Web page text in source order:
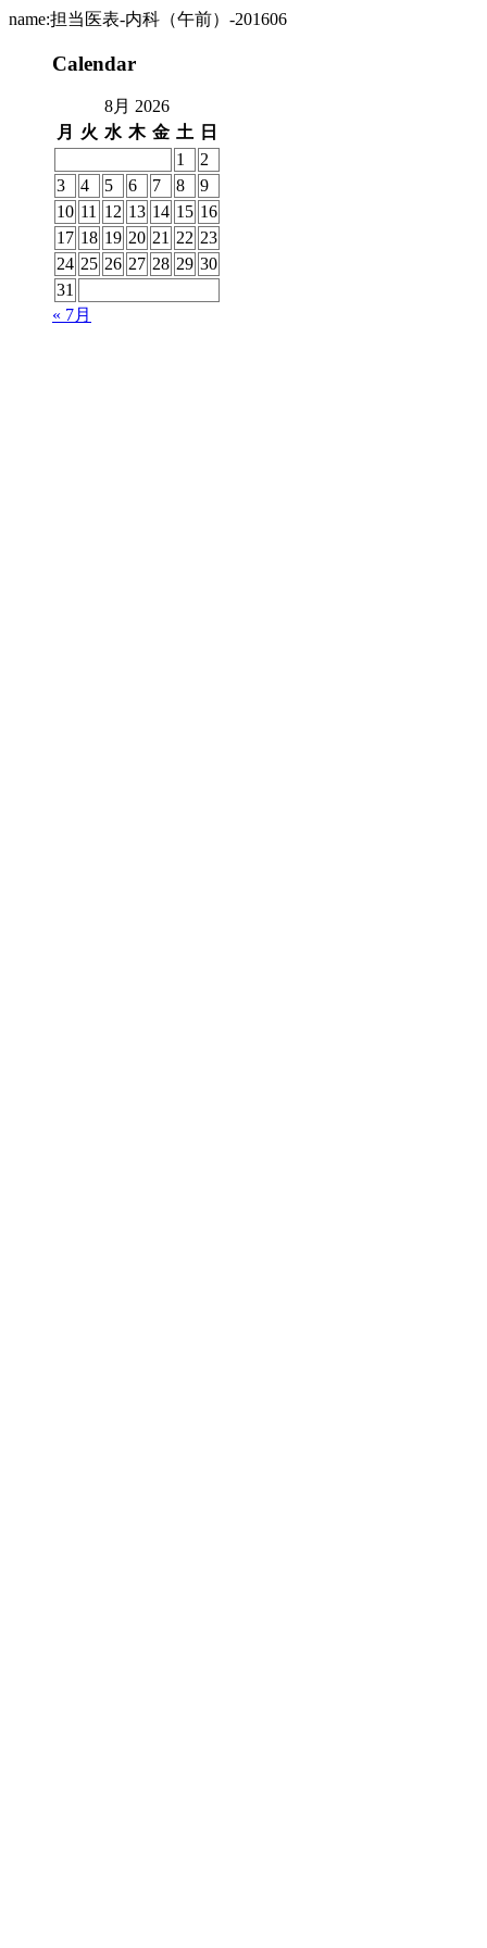
name:担当医表-内科（午前）-201606
Calendar
8月 2026
月
火 水 木 金 土 日
1
2
3
4 5 6 7 8
9
10 11 12 13 14 15 16
17 18 19 20 21 22 23
24 25 26 27 28 29 30
31
« 7月